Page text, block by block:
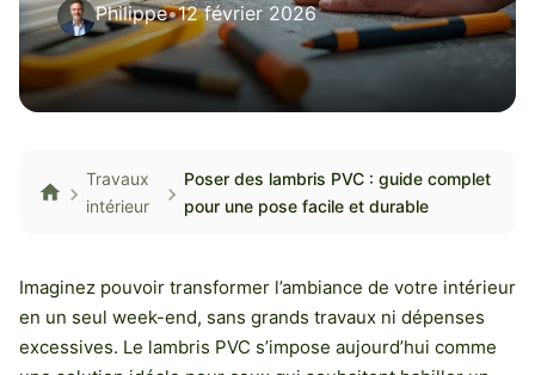
Philippe•12 février 2026
Travaux
intérieur
Poser des lambris PVC : guide complet
pour une pose facile et durable
Imaginez pouvoir transformer l’ambiance de votre intérieur
en un seul week-end, sans grands travaux ni dépenses
excessives. Le lambris PVC s’impose aujourd’hui comme